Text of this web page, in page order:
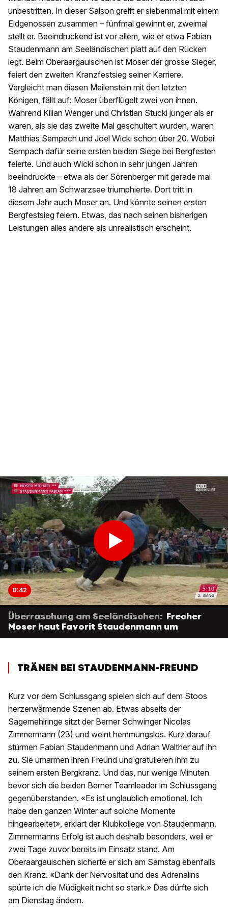
unbestritten. In dieser Saison greift er siebenmal mit einem
Eidgenossen zusammen – fünfmal gewinnt er, zweimal
stellt er. Beeindruckend ist vor allem, wie er etwa Fabian
Staudenmann am Seeländischen platt auf den Rücken
legt. Beim Oberaargauischen ist Moser der grosse Sieger,
feiert den zweiten Kranzfestsieg seiner Karriere.
Vergleicht man diesen Meilenstein mit den letzten
Königen, fällt auf: Moser überflügelt zwei von ihnen.
Während Kilian Wenger und Christian Stucki jünger als er
waren, als sie das zweite Mal geschultert wurden, waren
Matthias Sempach und Joel Wicki schon über 20. Wobei
Sempach dafür seine ersten beiden Siege bei Bergfesten
feierte. Und auch Wicki schon in sehr jungen Jahren
beeindruckte – etwa als der Sörenberger mit gerade mal
18 Jahren am Schwarzsee triumphierte. Dort tritt in
diesem Jahr auch Moser an. Und könnte seinen ersten
Bergfestsieg feiern. Etwas, das nach seinen bisherigen
Leistungen alles andere als unrealistisch erscheint.
0:42
Überraschung am Seeländischen: Frecher
Moser haut Favorit Staudenmann um
TRÄNEN BEI STAUDENMANN-FREUND
Kurz vor dem Schlussgang spielen sich auf dem Stoos
herzerwärmende Szenen ab. Etwas abseits der
Sägemehlringe sitzt der Berner Schwinger Nicolas
Zimmermann (23) und weint hemmungslos. Kurz darauf
stürmen Fabian Staudenmann und Adrian Walther auf ihn
zu. Sie umarmen ihren Freund und gratulieren ihm zu
seinem ersten Bergkranz. Und das, nur wenige Minuten
bevor sich die beiden Berner Teamleader im Schlussgang
gegenüberstanden. «Es ist unglaublich emotional. Ich
habe den ganzen Winter auf solche Momente
hingearbeitet», erklärt der Klubkollege von Staudenmann.
Zimmermanns Erfolg ist auch deshalb besonders, weil er
zwei Tage zuvor bereits im Einsatz stand. Am
Oberaargauischen sicherte er sich am Samstag ebenfalls
den Kranz. «Dank der Nervosität und des Adrenalins
spürte ich die Müdigkeit nicht so stark.» Das dürfte sich
am Dienstag ändern.